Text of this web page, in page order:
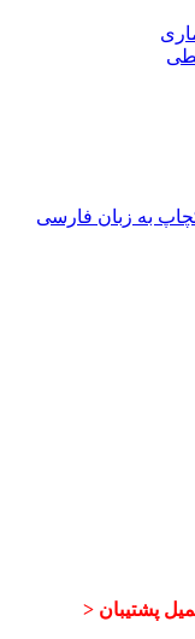
به زبان فارسی
پشتیبان <